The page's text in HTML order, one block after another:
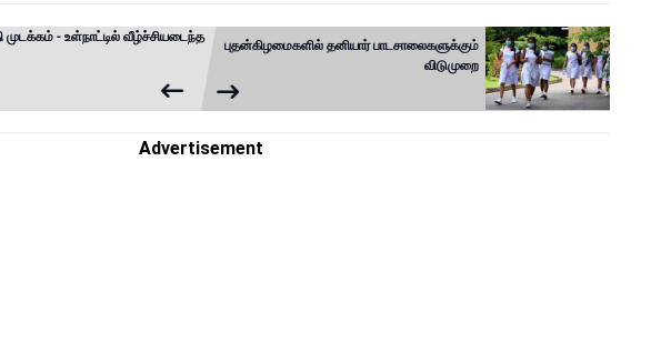
முடக்கம் - உள்நாட்டில் வீழ்ச்சியடைந்த
புதன்கிழமைகளில் தனியார் பாடசாலைகளுக்கும்
விடுமுறை
Advertisement